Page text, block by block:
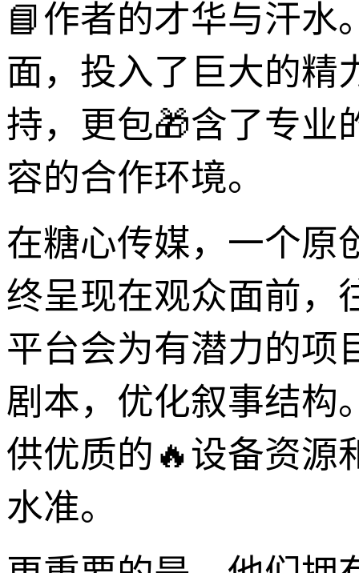
📘作者的才华与汗水
面，投入了巨大的精
持，更包🎁含了专业
容的合作环境。
在糖心传媒，一个原
终呈现在观众面前，
平台会为有潜力的项
剧本，优化叙事结构
供优质的🔥设备资源
水准。